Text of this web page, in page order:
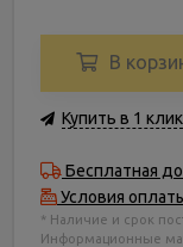
В
Купить в 1 клик
Бесплатная
Условия
* Наличие и срок
Информационные